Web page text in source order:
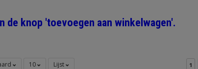
de knop 'toevoegen aan winkelwagen'.
10 Lijst 1